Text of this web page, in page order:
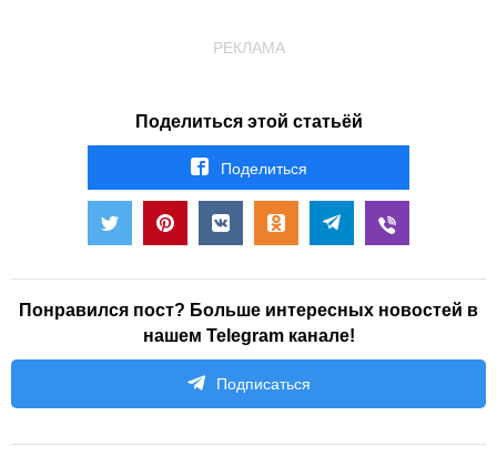
РЕКЛАМА
Поделиться этой статьёй
Поделиться
Понравился пост? Больше интересных новостей в
нашем Telegram канале!
Подписаться